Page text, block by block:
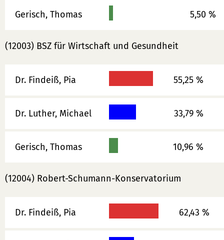
Gerisch, Thomas 5,50 %
(12003) BSZ für Wirtschaft und Gesundheit
Dr. Findeiß, Pia 55,25 %
Dr. Luther, Michael 33,79 %
Gerisch, Thomas 10,96 %
(12004) Robert-Schumann-Konservatorium
Dr. Findeiß, Pia 62,43 %